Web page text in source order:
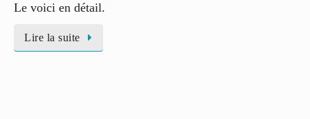
Le voici en détail.
Lire la suite